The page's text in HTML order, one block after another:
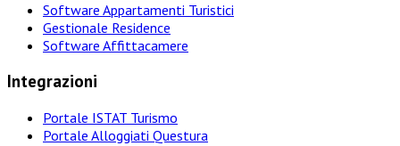
Software Appartamenti Turistici
Gestionale Residence
Software Affittacamere
Integrazioni
Portale ISTAT Turismo
Portale Alloggiati Questura